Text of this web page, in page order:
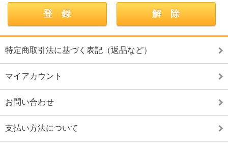
特定商取引法に基づく表記（返品など）
マイアカウント
お問い合わせ
支払い方法について